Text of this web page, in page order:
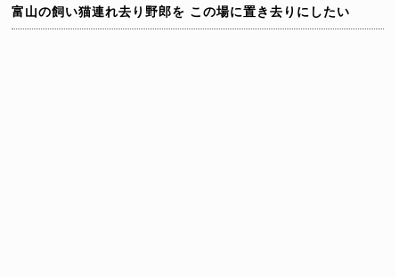
富山の飼い猫連れ去り野郎を この場に置き去りにしたい